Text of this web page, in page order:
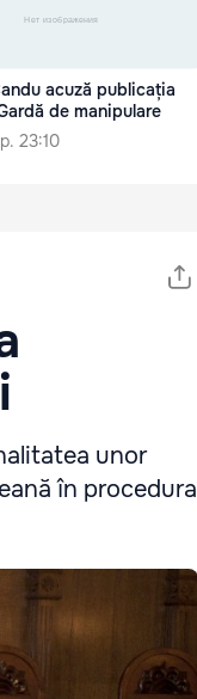
acuză publicația
de manipulare
23:10
unor
în procedura